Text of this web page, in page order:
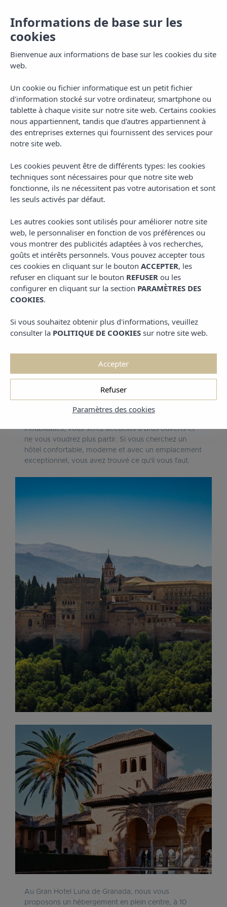
Hotel Environnement
Découvrez les sites à voir et
les activités à faire
dans la ville de Grenade.
Découvrez le centre de
Grenade en séjournant
dans notre hôtel
authentique dont l'éclat la rend unique, spéciale,
inoubliables, vous serez accueillis à bras ouverts et
ne vous voudrez plus partir. Si vous cherchez un
hôtel confortable, moderne et avec un emplacement
exceptionnel, vous avez trouvé ce qu'il vous faut.
Au Gran Hotel Luna de Granada, nous vous
proposons un hébergement en plein centre, à 10
Informations de base sur les
cookies
Bienvenue aux informations de base sur les cookies du site
web.
Un cookie ou fichier informatique est un petit fichier
d'information stocké sur votre ordinateur, smartphone ou
tablette à chaque visite sur notre site web. Certains cookies
nous appartiennent, tandis que d'autres appartiennent à
des entreprises externes qui fournissent des services pour
notre site web.
Les cookies peuvent être de différents types: les cookies
techniques sont nécessaires pour que notre site web
fonctionne, ils ne nécessitent pas votre autorisation et sont
les seuls activés par défaut.
Les autres cookies sont utilisés pour améliorer notre site
web, le personnaliser en fonction de vos préférences ou
vous montrer des publicités adaptées à vos recherches,
goûts et intérêts personnels. Vous pouvez accepter tous
ces cookies en cliquant sur le bouton ACCEPTER, les
refuser en cliquant sur le bouton REFUSER ou les
configurer en cliquant sur la section PARAMÈTRES DES
COOKIES.
Si vous souhaitez obtenir plus d'informations, veuillez
consulter la POLITIQUE DE COOKIES sur notre site web.
Paramètres des cookies
Refuser
Accepter